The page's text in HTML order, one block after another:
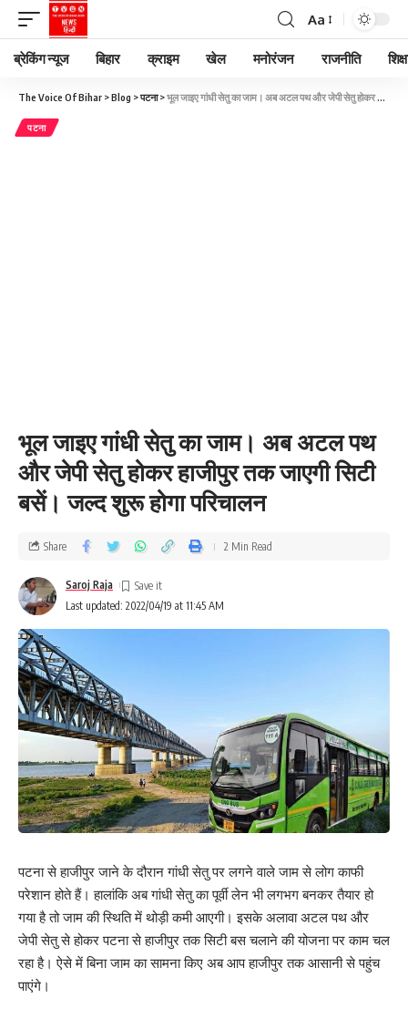
Aa
ब्रेकिंग न्यूज बिहार क्राइम खेल मनोरंजन राजनीति
The Voice Of Bihar >Blog >पटना>भूल जाइए गांधी सेतु का जाम। अब अटल पथ और जेपी सेतु होकर हाजीपुर तक जाएगी सिटी बसें। जल्द शुरू होगा परिचालन
पटना
भूल जाइए गांधी सेतु का जाम। अब अटल पथ
और जेपी सेतु होकर हाजीपुर तक जाएगी सिटी
बसें। जल्द शुरू होगा परिचालन
Last updated: 2022/04/19 at 11:45 AM
Saroj Raja
Share 2 Min Read
पटना से हाजीपुर जाने के दौरान गांधी सेतु पर लगने वाले जाम से लोग काफी
परेशान होते हैं। हालांकि अब गांधी सेतु का पूर्वी लेन भी लगभग बनकर तैयार हो
गया है तो जाम की स्थिति में थोड़ी कमी आएगी। इसके अलावा अटल पथ और
जेपी सेतु से होकर पटना से हाजीपुर तक सिटी बस चलाने की योजना पर काम चल
रहा है। ऐसे में बिना जाम का सामना किए अब आप हाजीपुर तक आसानी से पहुंच
पाएंगे।